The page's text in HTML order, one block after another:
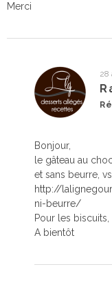
Merci
28
Bonjour,
le gâteau au
et sans beurre,
http://
ni-beurre/
Pour les
A bientôt